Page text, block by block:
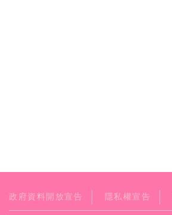
政府資料開放宣告 隱私權宣告